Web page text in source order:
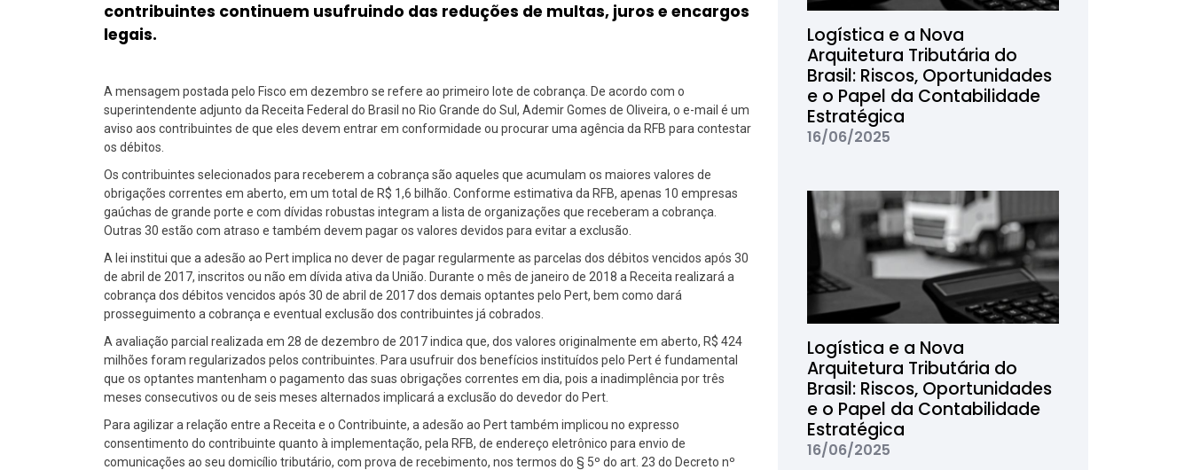
contribuintes continuem usufruindo das reduções de multas, juros e encargos
legais.
A mensagem postada pelo Fisco em dezembro se refere ao primeiro lote de cobrança. De acordo com o
superintendente adjunto da Receita Federal do Brasil no Rio Grande do Sul, Ademir Gomes de Oliveira, o e-mail é um
aviso aos contribuintes de que eles devem entrar em conformidade ou procurar uma agência da RFB para contestar
os débitos.
Os contribuintes selecionados para receberem a cobrança são aqueles que acumulam os maiores valores de
obrigações correntes em aberto, em um total de R$ 1,6 bilhão. Conforme estimativa da RFB, apenas 10 empresas
gaúchas de grande porte e com dívidas robustas integram a lista de organizações que receberam a cobrança.
Outras 30 estão com atraso e também devem pagar os valores devidos para evitar a exclusão.
A lei institui que a adesão ao Pert implica no dever de pagar regularmente as parcelas dos débitos vencidos após 30
de abril de 2017, inscritos ou não em dívida ativa da União. Durante o mês de janeiro de 2018 a Receita realizará a
cobrança dos débitos vencidos após 30 de abril de 2017 dos demais optantes pelo Pert, bem como dará
prosseguimento a cobrança e eventual exclusão dos contribuintes já cobrados.
A avaliação parcial realizada em 28 de dezembro de 2017 indica que, dos valores originalmente em aberto, R$ 424
milhões foram regularizados pelos contribuintes. Para usufruir dos benefícios instituídos pelo Pert é fundamental
que os optantes mantenham o pagamento das suas obrigações correntes em dia, pois a inadimplência por três
meses consecutivos ou de seis meses alternados implicará a exclusão do devedor do Pert.
Para agilizar a relação entre a Receita e o Contribuinte, a adesão ao Pert também implicou no expresso
consentimento do contribuinte quanto à implementação, pela RFB, de endereço eletrônico para envio de
comunicações ao seu domicílio tributário, com prova de recebimento, nos termos do § 5º do art. 23 do Decreto nº
Logística e a Nova
Arquitetura Tributária do
Brasil: Riscos, Oportunidades
e o Papel da Contabilidade
Estratégica
16/06/2025
Logística e a Nova
Arquitetura Tributária do
Brasil: Riscos, Oportunidades
e o Papel da Contabilidade
Estratégica
16/06/2025